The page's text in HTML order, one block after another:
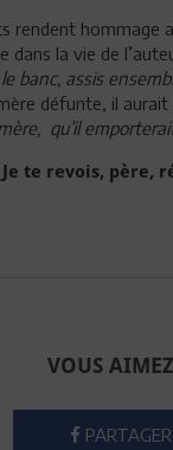
rendent hommage
dans la vie de
banc, assis
défunte, il aurait
qu’il
te revois, père,
VOUS
PARTAGER